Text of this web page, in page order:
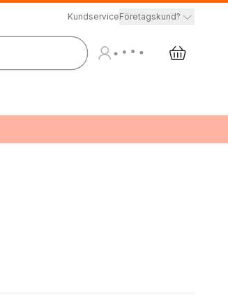
KundserviceFöretagskund?